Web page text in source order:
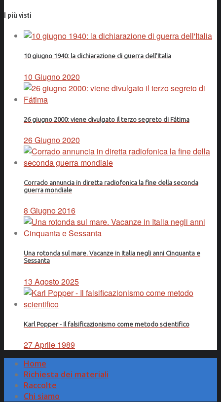
I più visti
10 giugno 1940: la dichiarazione di guerra dell'Italia
10 Giugno 2020
26 giugno 2000: viene divulgato il terzo segreto di Fátima
26 Giugno 2020
Corrado annuncia in diretta radiofonica la fine della seconda
guerra mondiale
8 Giugno 2016
Una rotonda sul mare. Vacanze in Italia negli anni Cinquanta e
Sessanta
13 Agosto 2025
Karl Popper - Il falsificazionismo come metodo scientifico
27 Aprile 1989
Home
Richiesta dei materiali
Raccolte
Chi siamo